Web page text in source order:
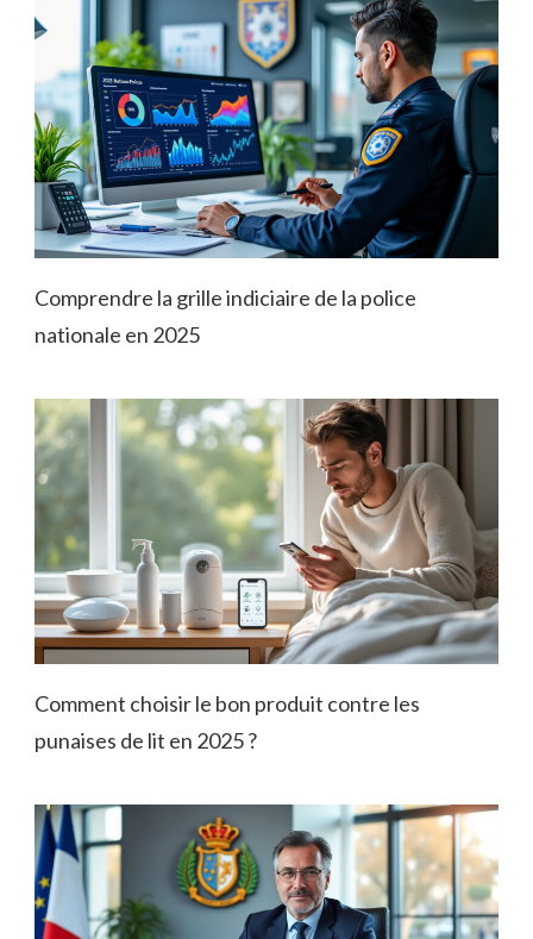
Comprendre la grille indiciaire de la police
nationale en 2025
Comment choisir le bon produit contre les
punaises de lit en 2025 ?